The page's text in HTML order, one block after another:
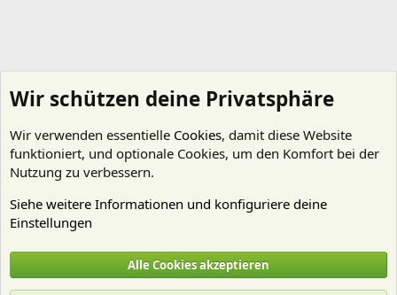
Cookies Deutsch (Du)
Wir schützen deine Privatsphäre
Wir verwenden essentielle Cookies, damit diese Website
funktioniert, und optionale Cookies, um den Komfort bei der
Nutzung zu verbessern.
Siehe weitere Informationen und konfiguriere deine
Einstellungen
Alle Cookies akzeptieren